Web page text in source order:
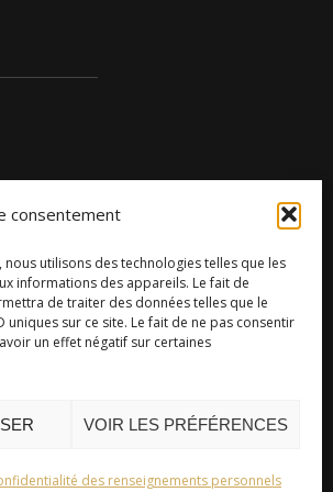
consentement
utilisons des technologies telles que les
informations des appareils. Le fait de
de traiter des données telles que le
sur ce site. Le fait de ne pas consentir
un effet négatif sur certaines
VOIR LES PRÉFÉRENCES
des renseignements personnels